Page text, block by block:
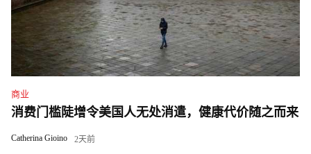
商业
消费门槛陡增令美国人无处消遣，健康代价随之而来
Catherina Gioino 2天前